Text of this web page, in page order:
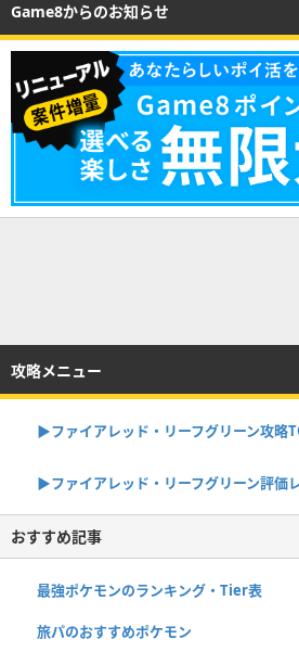
Game8からのお知らせ
攻略メニュー
▶︎ファイアレッド・リーフグリーン攻略
▶︎ファイアレッド・リーフグリーン評価
おすすめ記事
最強ポケモンのランキング・Tier表
旅パのおすすめポケモン